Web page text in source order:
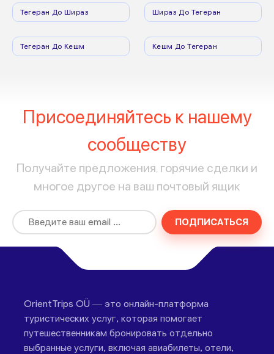
Тегеран До Шираз Шираз До Тегеран
Тегеран До Кешм Кешм До Тегеран
Присоединяйтесь к нашему
сообществу
Получайте предложения, горячие сделки и
многое другое на ваш почтовый ящик
ПОДПИСАТЬСЯ
OrientTrips OÜ — это онлайн-платформа
туристических услуг, которая помогает
путешественникам бронировать отдельно
выбранные услуги, включая авиабилеты, отели,